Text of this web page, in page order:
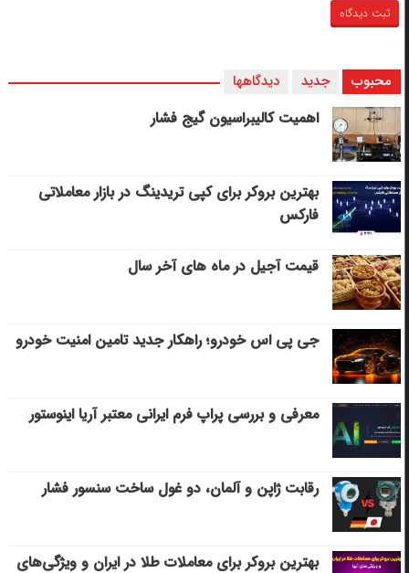
محبوب جدید دیدگاهها
اهمیت کالیبراسیون گیج فشار
بهترین بروکر برای کپی‌ تریدینگ در بازار معاملاتی
فارکس
قیمت آجیل در ماه های آخر سال
جی پی اس خودرو؛ راهکار جدید تامین امنیت خودرو
معرفی و بررسی پراپ فرم ایرانی معتبر آریا اینوستور
رقابت ژاپن و آلمان، دو غول ساخت سنسور فشار
بهترین بروکر برای معاملات طلا در ایران و ویژگی‌های